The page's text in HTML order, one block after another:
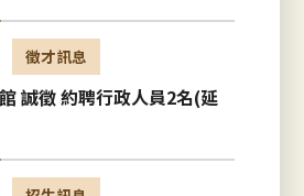
徵才訊息
誠徵 約聘行政人員2名(延